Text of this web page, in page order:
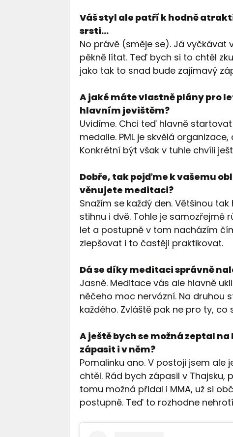
Váš styl ale patří k hodně
srsti…
No právě (směje se). Já vyčkávat
pěkně lítat. Teď bych si to chtěl
jako tak to snad bude zajímavý
A jaké máte vlastně plány pro
hlavním jevištěm?
Uvidíme. Chci teď hlavně
medaile. PML je skvělá
Konkrétní být však v tuhle chvíli
Dobře, tak pojďme k vašemu
věnujete meditaci?
Snažím se každý den. Většinou
stihnu i dvě. Tohle je samozřejmě
let a postupně v tom nacházím
zlepšovat i to častěji praktikovat.
Dá se díky meditaci správně
Jasně. Meditace vás ale hlavně
něčeho moc nervózní. Na druhou
každého. Zvláště pak ne pro ty,
A ještě bych se možná zeptal
zápasit i v něm?
Pomalinku ano. V postoji jsem
chtěl. Rád bych zápasil v Thajsku,
tomu možná přidal i MMA, už si
postupně. Teď to rozhodne